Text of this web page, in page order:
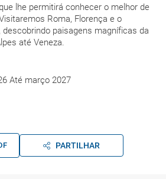
lhe permitirá conhecer o melhor de
Roma, Florença e o
descobrindo paisagens magníficas da
até Veneza.
Até março 2027
PARTILHAR